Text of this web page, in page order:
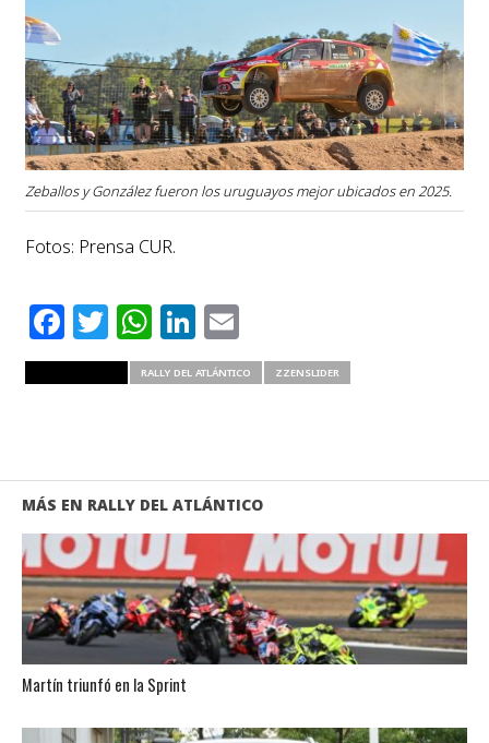
Zeballos y González fueron los uruguayos mejor ubicados en 2025.
Fotos: Prensa CUR.
Facebook
Twitter
WhatsApp
LinkedIn
Email
RALLY DEL ATLÁNTICO ZZENSLIDER
MÁS EN RALLY DEL ATLÁNTICO
Martín triunfó en la Sprint